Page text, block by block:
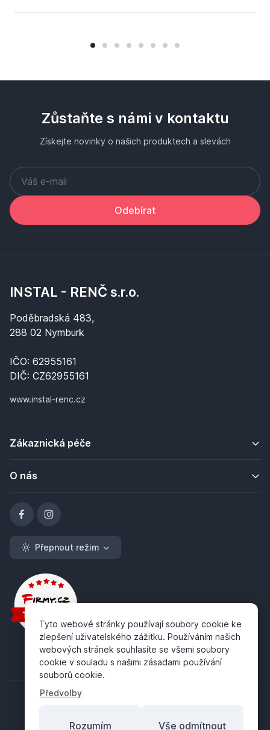
Zůstaňte s námi v kontaktu
Získejte novinky o našich produktech a slevách
Odebírat
INSTAL - RENČ s.r.o.
Poděbradská 483,
288 02 Nymburk
IČO: 62955161
DIČ: CZ62955161
www.instal-renc.cz
Zákaznická péče
O nás
Přepnout režim
Tyto webové stránky používají soubory cookie ke
zlepšení uživatelského zážitku. Používáním našich
webových stránek souhlasíte se všemi soubory
cookie v souladu s našimi zásadami používání
souborů cookie.
Předvolby
Rozumím Vše odmítnout